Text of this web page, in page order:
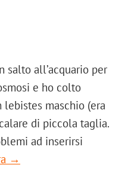
salto all’acquario per
e ho colto
lebistes maschio (era
di piccola taglia.
ad inserirsi
→